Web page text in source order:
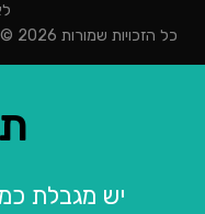
כל הזכויות שמורות 2026 ©
יש מגבלת